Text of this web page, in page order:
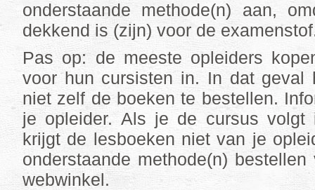
onderstaande methode(n) aan,
dekkend is (zijn) voor de
Pas op: de meeste opleiders
voor hun cursisten in. In dat geval
niet zelf de boeken te bestellen.
je opleider. Als je de cursus volgt
krijgt de lesboeken niet van je
onderstaande methode(n)
webwinkel.